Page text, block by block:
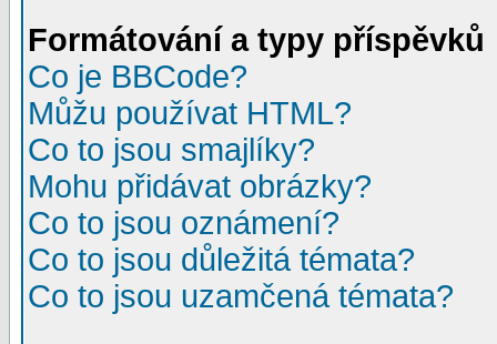
Formátování a typy příspěvků
Co je BBCode?
Můžu používat HTML?
Co to jsou smajlíky?
Mohu přidávat obrázky?
Co to jsou oznámení?
Co to jsou důležitá témata?
Co to jsou uzamčená témata?